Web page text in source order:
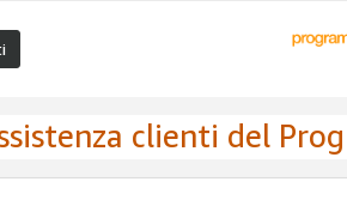
clienti del